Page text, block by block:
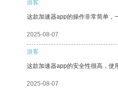
游客
这款加速器app的操作非常简单，
2025-08-07
游客
这款加速器app的安全性很高，使
2025-08-07